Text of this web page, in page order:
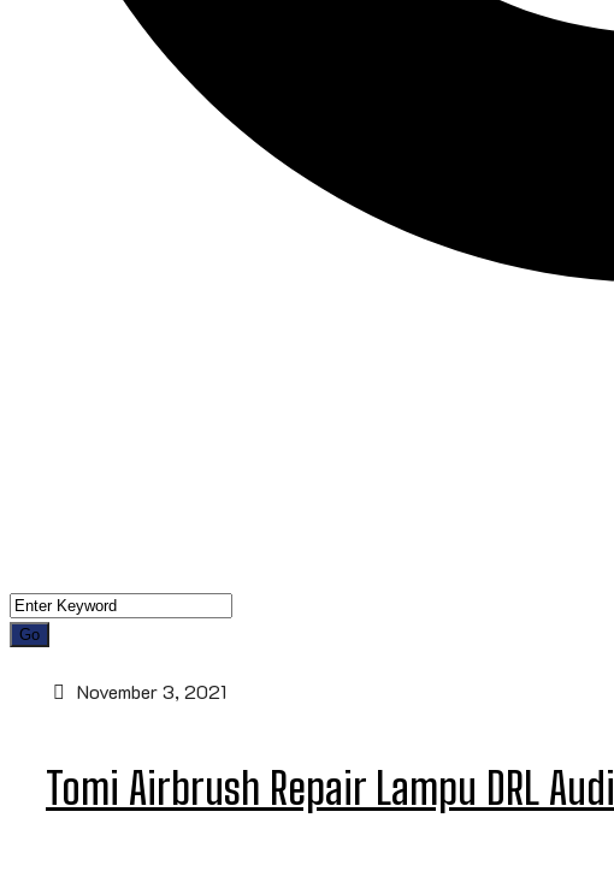
November 3, 2021
Tomi Airbrush Repair Lampu DRL Audi